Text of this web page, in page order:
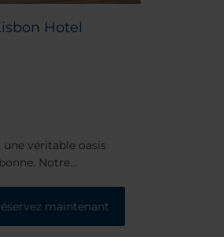
Hotel
véritable oasis
Notre
maintenant